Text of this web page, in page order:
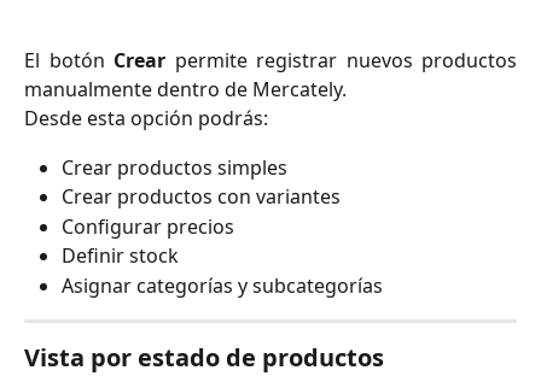
El botón Crear permite registrar nuevos productos
manualmente dentro de Mercately.
Desde esta opción podrás:
Crear productos simples
Crear productos con variantes
Configurar precios
Definir stock
Asignar categorías y subcategorías
Vista por estado de productos